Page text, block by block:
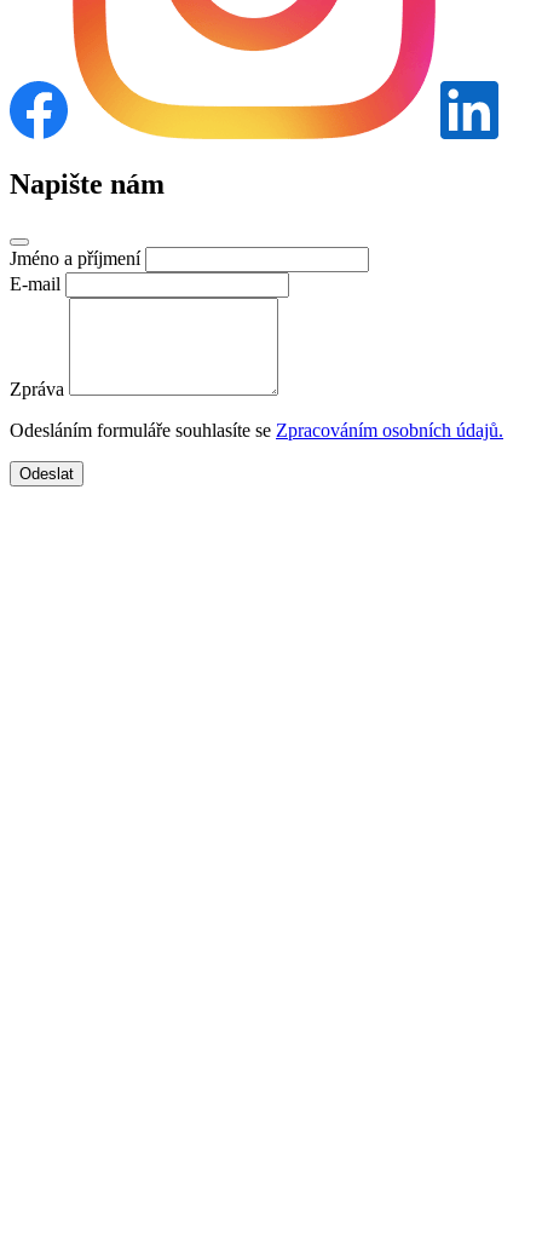
Napište nám
Jméno a příjmení
E-mail
Zpráva
Odesláním formuláře souhlasíte se Zpracováním osobních údajů.
Odeslat